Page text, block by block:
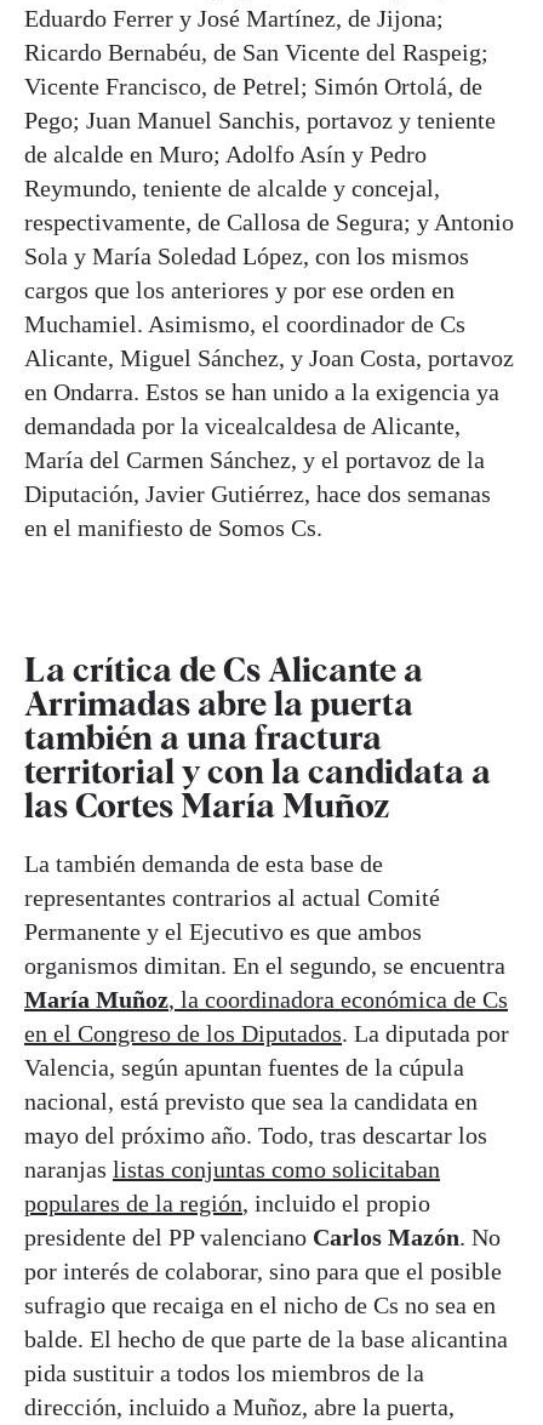
Eduardo Ferrer y José Martínez, de Jijona;
Ricardo Bernabéu, de San Vicente del Raspeig;
Vicente Francisco, de Petrel; Simón Ortolá, de
Pego; Juan Manuel Sanchis, portavoz y teniente
de alcalde en Muro; Adolfo Asín y Pedro
Reymundo, teniente de alcalde y concejal,
respectivamente, de Callosa de Segura; y Antonio
Sola y María Soledad López, con los mismos
cargos que los anteriores y por ese orden en
Muchamiel. Asimismo, el coordinador de Cs
Alicante, Miguel Sánchez, y Joan Costa, portavoz
en Ondarra. Estos se han unido a la exigencia ya
demandada por la vicealcaldesa de Alicante,
María del Carmen Sánchez, y el portavoz de la
Diputación, Javier Gutiérrez, hace dos semanas
en el manifiesto de Somos Cs.
La crítica de Cs Alicante a
Arrimadas abre la puerta
también a una fractura
territorial y con la candidata a
las Cortes María Muñoz
La también demanda de esta base de
representantes contrarios al actual Comité
Permanente y el Ejecutivo es que ambos
organismos dimitan. En el segundo, se encuentra
María Muñoz, la coordinadora económica de Cs
en el Congreso de los Diputados. La diputada por
Valencia, según apuntan fuentes de la cúpula
nacional, está previsto que sea la candidata en
mayo del próximo año. Todo, tras descartar los
naranjas listas conjuntas como solicitaban
populares de la región, incluido el propio
presidente del PP valenciano Carlos Mazón. No
por interés de colaborar, sino para que el posible
sufragio que recaiga en el nicho de Cs no sea en
balde. El hecho de que parte de la base alicantina
pida sustituir a todos los miembros de la
dirección, incluido a Muñoz, abre la puerta,